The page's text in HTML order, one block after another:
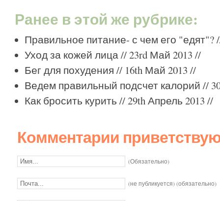
Ранее в этой же рубрике:
Правильное питание- с чем его "едят"?
Уход за кожей лица// 23rd Май 2013 //
Бег для похудения // 16th Май 2013 //
Ведем правильный подсчет калорий //
Как бросить курить // 29th Апрель 2013 //
Комментарии
(Обязательно)
(не публикуется) (обязательно)